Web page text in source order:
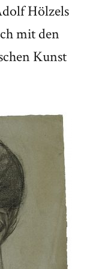
Hölzels
mit den
Kunst